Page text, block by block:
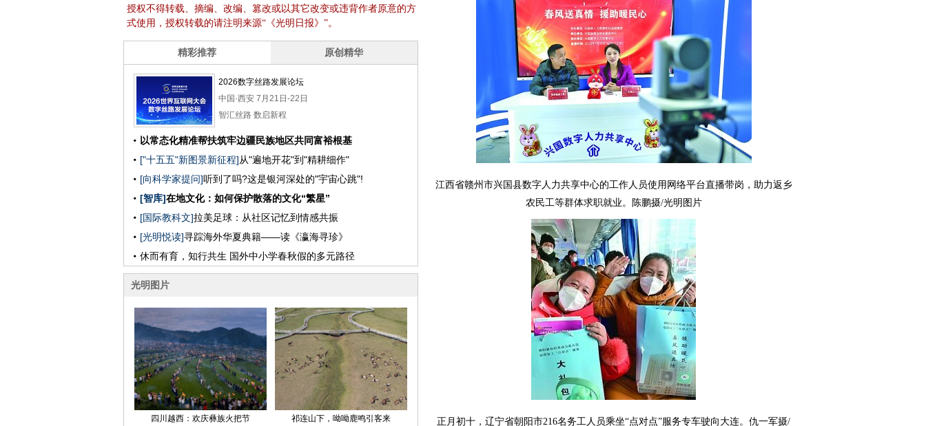
授权不得转载、摘编、改编、篡改或以其它改变或违背作者原意的方
式使用，授权转载的请注明来源“《光明日报》”。
江西省赣州市兴国县数字人力共享中心的工作人员使用网络平台直播带岗，助力返乡
农民工等群体求职就业。陈鹏摄/光明图片
正月初十，辽宁省朝阳市216名务工人员乘坐“点对点”服务专车驶向大连。仇一军摄/